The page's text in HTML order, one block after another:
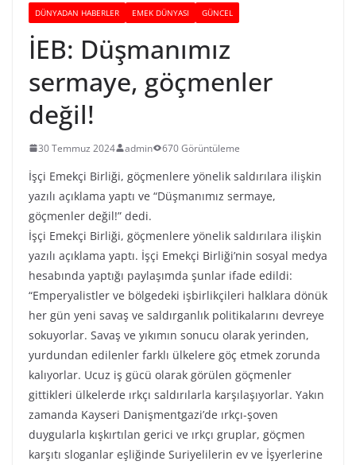
DÜNYADAN HABERLER EMEK DÜNYASI GÜNCEL
İEB: Düşmanımız
sermaye, göçmenler
değil!
30 Temmuz 2024 admin 670 Görüntüleme
İşçi Emekçi Birliği, göçmenlere yönelik saldırılara ilişkin
yazılı açıklama yaptı ve “Düşmanımız sermaye,
göçmenler değil!” dedi.
İşçi Emekçi Birliği, göçmenlere yönelik saldırılara ilişkin
yazılı açıklama yaptı. İşçi Emekçi Birliği’nin sosyal medya
hesabında yaptığı paylaşımda şunlar ifade edildi:
“Emperyalistler ve bölgedeki işbirlikçileri halklara dönük
her gün yeni savaş ve saldırganlık politikalarını devreye
sokuyorlar. Savaş ve yıkımın sonucu olarak yerinden,
yurdundan edilenler farklı ülkelere göç etmek zorunda
kalıyorlar. Ucuz iş gücü olarak görülen göçmenler
gittikleri ülkelerde ırkçı saldırılarla karşılaşıyorlar. Yakın
zamanda Kayseri Danişmentgazi’de ırkçı-şoven
duygularla kışkırtılan gerici ve ırkçı gruplar, göçmen
karşıtı sloganlar eşliğinde Suriyelilerin ev ve İşyerlerine